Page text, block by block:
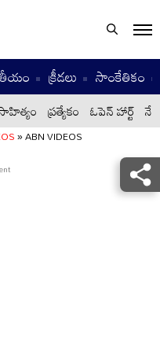
క్రీడలు సాంకేతికం
ప్రత్యేకం ఓపెన్ హార్ట్
»ABN VIDEOS